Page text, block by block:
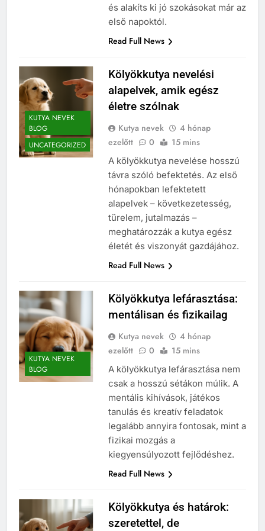
és alakíts ki jó szokásokat már az
első napoktól.
Read Full News
KUTYA NEVEK
BLOG
UNCATEGORIZED
Kölyökkutya nevelési
alapelvek, amik egész
életre szólnak
Kutya nevek
4 hónap
ezelőtt
0 15 mins
A kölyökkutya nevelése hosszú
távra szóló befektetés. Az első
hónapokban lefektetett
alapelvek – következetesség,
türelem, jutalmazás –
meghatározzák a kutya egész
életét és viszonyát gazdájához.
Read Full News
KUTYA NEVEK
BLOG
Kölyökkutya lefárasztása:
mentálisan és fizikailag
Kutya nevek
4 hónap
ezelőtt
0 15 mins
A kölyökkutya lefárasztása nem
csak a hosszú sétákon múlik. A
mentális kihívások, játékos
tanulás és kreatív feladatok
legalább annyira fontosak, mint a
fizikai mozgás a
kiegyensúlyozott fejlődéshez.
Read Full News
Kölyökkutya és határok:
szeretettel, de